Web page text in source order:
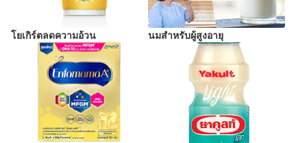
โยเกิร์ตลดความอ้วน นมสำหรับผู้สูงอายุ